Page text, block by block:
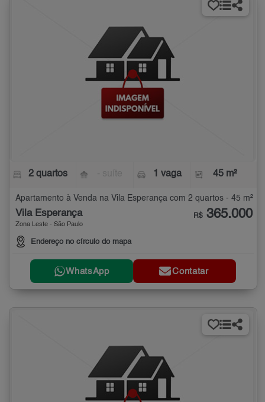
2 quartos 1 vaga 45 m²
Apartamento à Venda na Vila Esperança com 2 quartos - 45 m²
Vila Esperança
Zona Leste - São Paulo
Endereço no círculo do mapa
R$ 365.000
WhatsApp Contatar